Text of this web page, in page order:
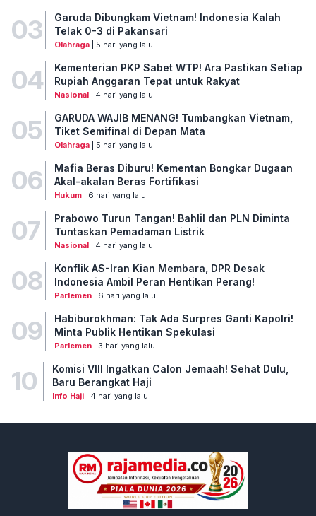
03
Garuda Dibungkam Vietnam! Indonesia Kalah
Telak 0-3 di Pakansari
Olahraga| 5 hari yang lalu
04
Kementerian PKP Sabet WTP! Ara Pastikan Setiap
Rupiah Anggaran Tepat untuk Rakyat
Nasional| 4 hari yang lalu
05
GARUDA WAJIB MENANG! Tumbangkan Vietnam,
Tiket Semifinal di Depan Mata
Olahraga| 5 hari yang lalu
06
Mafia Beras Diburu! Kementan Bongkar Dugaan
Akal-akalan Beras Fortifikasi
Hukum| 6 hari yang lalu
07
Prabowo Turun Tangan! Bahlil dan PLN Diminta
Tuntaskan Pemadaman Listrik
Nasional| 4 hari yang lalu
08
Konflik AS-Iran Kian Membara, DPR Desak
Indonesia Ambil Peran Hentikan Perang!
Parlemen| 6 hari yang lalu
09
Habiburokhman: Tak Ada Surpres Ganti Kapolri!
Minta Publik Hentikan Spekulasi
Parlemen| 3 hari yang lalu
10
Komisi VIII Ingatkan Calon Jemaah! Sehat Dulu,
Baru Berangkat Haji
Info Haji| 4 hari yang lalu